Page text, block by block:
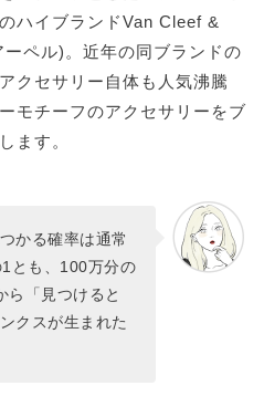
ハイブランドVan Cleef &
ペル)。近年の同ブランドの
クセサリー自体も人気沸騰
モチーフのアクセサリーをブ
ます。
かる確率は通常
とも、100万分の
ら「見つけると
クスが生まれた